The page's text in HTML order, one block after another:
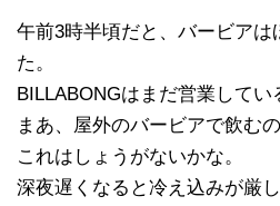
午前3時半頃だと、バービアは
た。
BILLABONGはまだ営業してい
まあ、屋外のバービアで飲む
これはしょうがないかな。
深夜遅くなると冷え込みが厳し